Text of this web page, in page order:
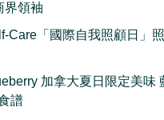
界領袖
Care「國際自我照顧日」
加拿大夏日限定美味
譜